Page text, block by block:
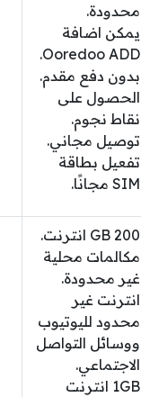
محدودة.
يمكن اضافة
Ooredoo ADD.
بدون دفع مقدم.
الحصول على
نقاط نجوم.
توصيل مجاني.
تفعيل بطاقة
SIM مجانًا.
200 GB انترنت.
مكالمات محلية
غير محدودة.
انترنت غير
محدود لليوتيوب
ووسائل التواصل
الاجتماعي.
1GB انترنت